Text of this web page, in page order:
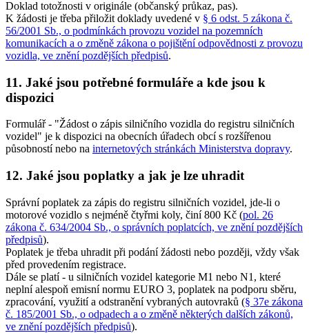
Doklad totožnosti v originále (občanský průkaz, pas).
K žádosti je třeba přiložit doklady uvedené v § 6 odst. 5 zákona č.
56/2001 Sb., o podmínkách provozu vozidel na pozemních
komunikacích a o změně zákona o pojištění odpovědnosti z provozu
vozidla, ve znění pozdějších předpisů.
11. Jaké jsou potřebné formuláře a kde jsou k
dispozici
Formulář - "Žádost o zápis silničního vozidla do registru silničních
vozidel" je k dispozici na obecních úřadech obcí s rozšířenou
působností nebo na internetových stránkách Ministerstva dopravy.
12. Jaké jsou poplatky a jak je lze uhradit
Správní poplatek za zápis do registru silničních vozidel, jde-li o
motorové vozidlo s nejméně čtyřmi koly, činí 800 Kč (pol. 26
zákona č. 634/2004 Sb., o správních poplatcích, ve znění pozdějších
předpisů).
Poplatek je třeba uhradit při podání žádosti nebo později, vždy však
před provedením registrace.
Dále se platí - u silničních vozidel kategorie M1 nebo N1, které
neplní alespoň emisní normu EURO 3, poplatek na podporu sběru,
zpracování, využití a odstranění vybraných autovraků (§ 37e zákona
č. 185/2001 Sb., o odpadech a o změně některých dalších zákonů,
ve znění pozdějších předpisů).